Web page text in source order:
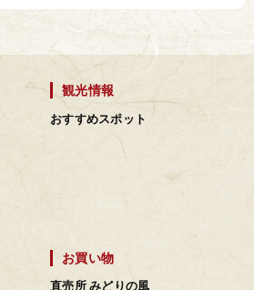
観光情報
おすすめスポット
お買い物
直売所 みどりの風